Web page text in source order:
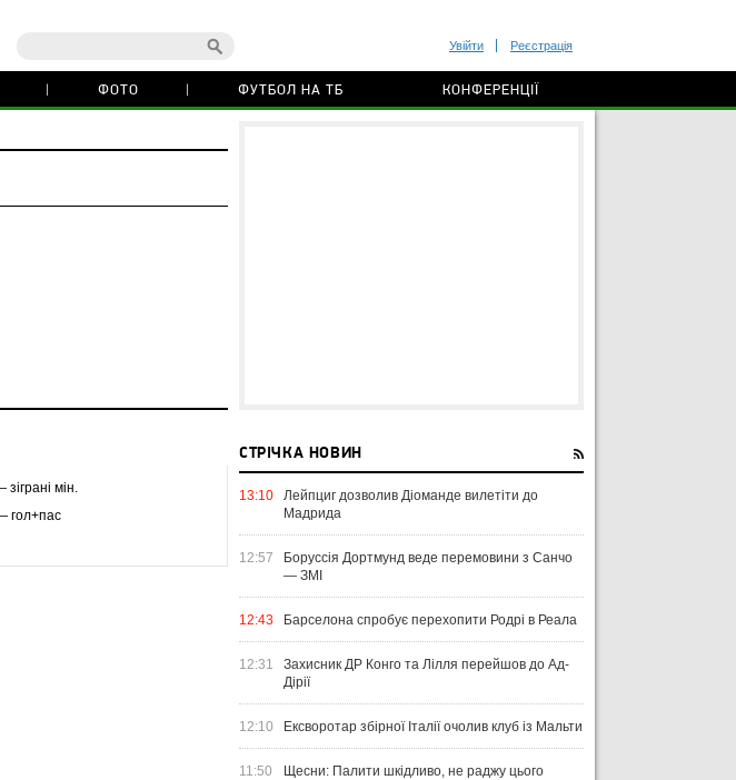
Увійти Реєстрація
ФОТО ФУТБОЛ НА ТБ КОНФЕРЕНЦІЇ
зіграні мін.
гол+пас
СТРІЧКА НОВИН
13:10
Лейпциг дозволив Діоманде вилетіти до
Мадрида
12:57
Боруссія Дортмунд веде перемовини з Санчо
— ЗМІ
12:43 Барселона спробує перехопити Родрі в Реала
12:31
Захисник ДР Конго та Лілля перейшов до Ад-
Дірії
12:10 Ексворотар збірної Італії очолив клуб із Мальти
11:50
Щесни: Палити шкідливо, не раджу цього